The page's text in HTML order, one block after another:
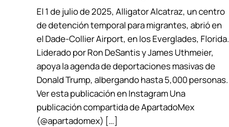
El 1 de julio de 2025, Alligator Alcatraz, un centro
de detención temporal para migrantes, abrió en
el Dade-Collier Airport, en los Everglades, Florida.
Liderado por Ron DeSantis y James Uthmeier,
apoya la agenda de deportaciones masivas de
Donald Trump, albergando hasta 5,000 personas.
Ver esta publicación en Instagram Una
publicación compartida de ApartadoMex
(@apartadomex) […]